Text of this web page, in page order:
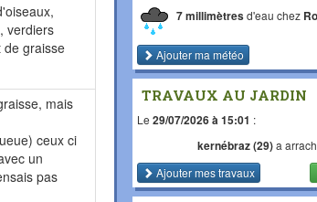
verdiers
de graisse
mais
ceux ci
un
pas
7 millimètresd'eau chez
Ajouter ma météo
TRAVAUX AU JARDIN
Le 29/07/2026 à 15:01 :
kernébraz (29)a
Ajouter mes travaux